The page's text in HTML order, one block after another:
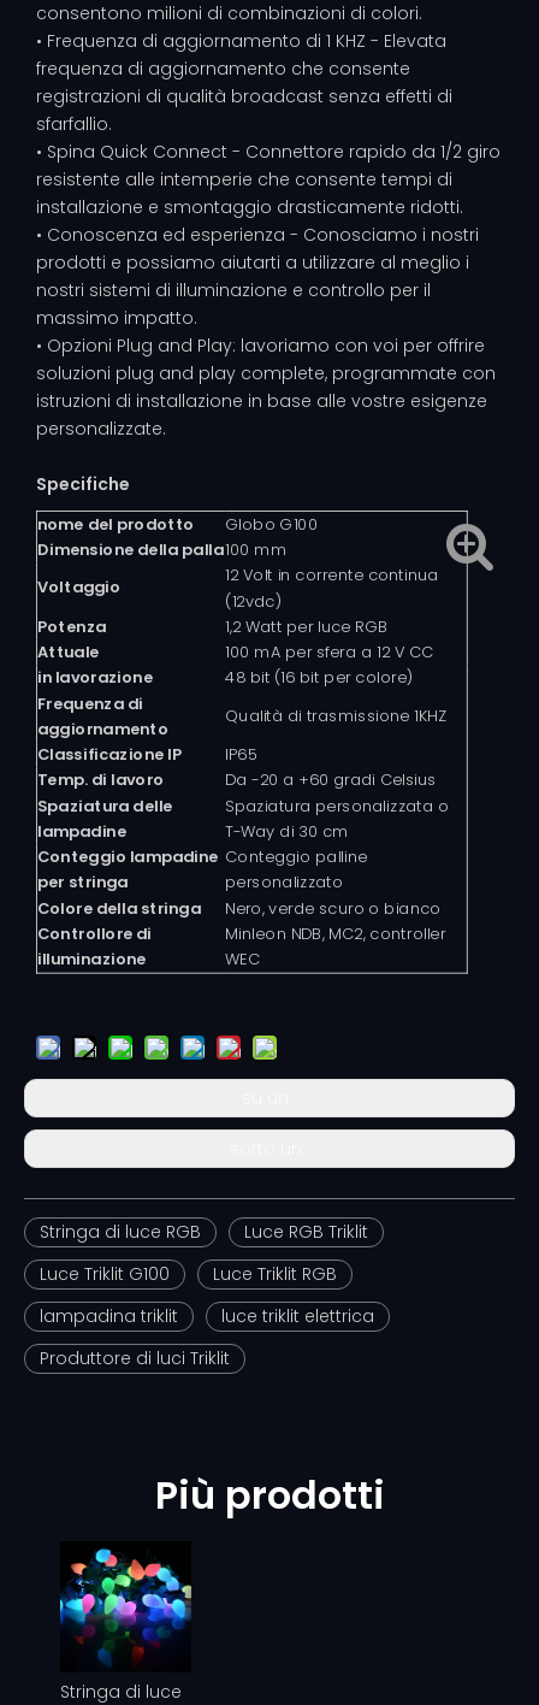
consentono milioni di combinazioni di colori.
• Frequenza di aggiornamento di 1 KHZ - Elevata
frequenza di aggiornamento che consente
registrazioni di qualità broadcast senza effetti di
sfarfallio.
• Spina Quick Connect - Connettore rapido da 1/2 giro
resistente alle intemperie che consente tempi di
installazione e smontaggio drasticamente ridotti.
• Conoscenza ed esperienza - Conosciamo i nostri
prodotti e possiamo aiutarti a utilizzare al meglio i
nostri sistemi di illuminazione e controllo per il
massimo impatto.
• Opzioni Plug and Play: lavoriamo con voi per offrire
soluzioni plug and play complete, programmate con
istruzioni di installazione in base alle vostre esigenze
personalizzate.
Specifiche
nome del prodotto Globo G100
Dimensione della palla100 mm
Voltaggio
12 Volt in corrente continua
(12vdc)
Potenza
1,2 Watt per luce RGB
Attuale
100 mA per sfera a 12 V CC
in lavorazione
48 bit (16 bit per colore)
Frequenza di
aggiornamento
Qualità di trasmissione 1KHZ
Classificazione IP
IP65
Temp. di lavoro
Da -20 a +60 gradi Celsius
Spaziatura delle
lampadine
Spaziatura personalizzata o
T-Way di 30 cm
Conteggio lampadine
per stringa
Conteggio palline
personalizzato
Colore della stringa
Nero, verde scuro o bianco
Controllore di
illuminazione
Minleon NDB, MC2, controller
WEC
Stringa di luce RGB
Luce RGB Triklit
Luce Triklit G100
Luce Triklit RGB
lampadina triklit
luce triklit elettrica
Produttore di luci Triklit
Più prodotti
Stringa di luce